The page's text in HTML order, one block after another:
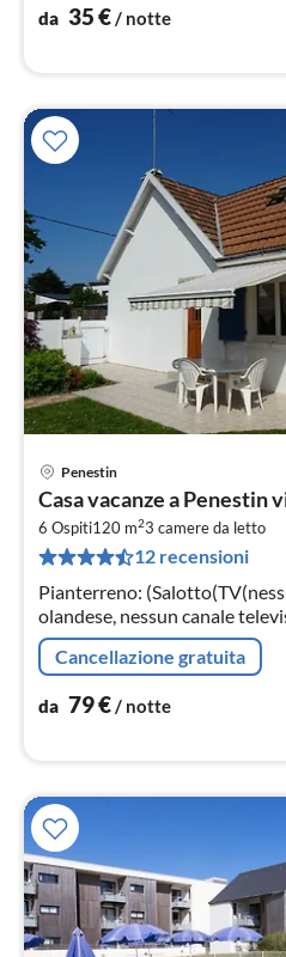
da 35€/ notte
Penestin
Casa vacanze a Penestin
6 Ospiti120 m23 camere da letto
12 recensioni
Pianterreno:
olandese, nessun canale
pranzo), Sala da
Cancellazione gratuita
da 79€/ notte